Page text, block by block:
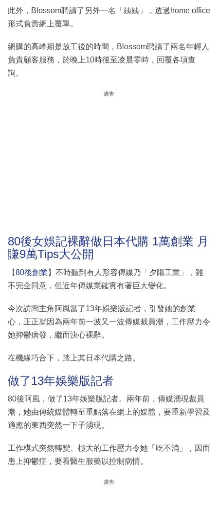
此外，Blossom聘請了另外一名「姨姨」，透過home office
形式負責網上覆單。
網購的高峰期是放工後的時間，Blossom聘請了兩名年輕人
負責顧客服務，於晚上10時後至凌晨零時，回覆各項查
詢。
廣告
80後女娛記裸辭做日本代購 1萬創業 月
賺9萬Tips大公開
【80後創業 】不時聽到有人形容傳媒乃「夕陽工業」，雖
不完全同意，但近年傳媒業確實有著巨大變化。
今次訪問主角阿風當了13年娛樂版記者，引發她的創業
心，正正就因為兩年前一波又一波傳媒裁員潮，工作壓力令
她抑鬱病發，繼而決心裸辭。
在機緣巧合下，踏上其日本代購之路。
做了13年娛樂版記者
80後阿風，做了13年娛樂版記者。兩年前，傳媒湧現裁員
潮，她由傳統媒體轉至重點落在網上的媒體，要重新學習及
適應的東西突然一下子湧現。
工作模式突然轉變、極大的工作壓力令她「吃不消」，因而
患上抑鬱症，要看醫生服藥以控制病情。
廣告